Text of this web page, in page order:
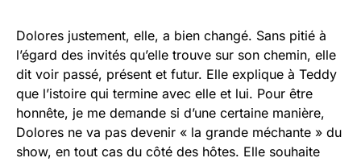
Dolores justement, elle, a bien changé. Sans pitié à
l’égard des invités qu’elle trouve sur son chemin, elle
dit voir passé, présent et futur. Elle explique à Teddy
que l’istoire qui termine avec elle et lui. Pour être
honnête, je me demande si d’une certaine manière,
Dolores ne va pas devenir « la grande méchante » du
show, en tout cas du côté des hôtes. Elle souhaite